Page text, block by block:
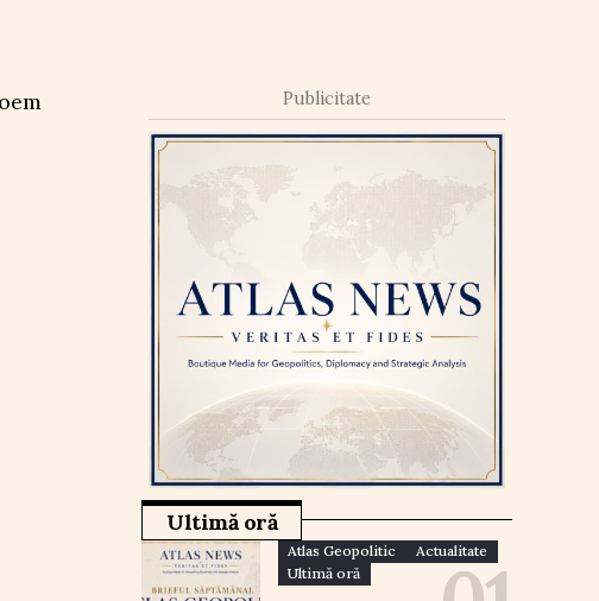
Publicitate
Ultimă oră
Atlas Geopolitic
Actualitate
Ultimă oră